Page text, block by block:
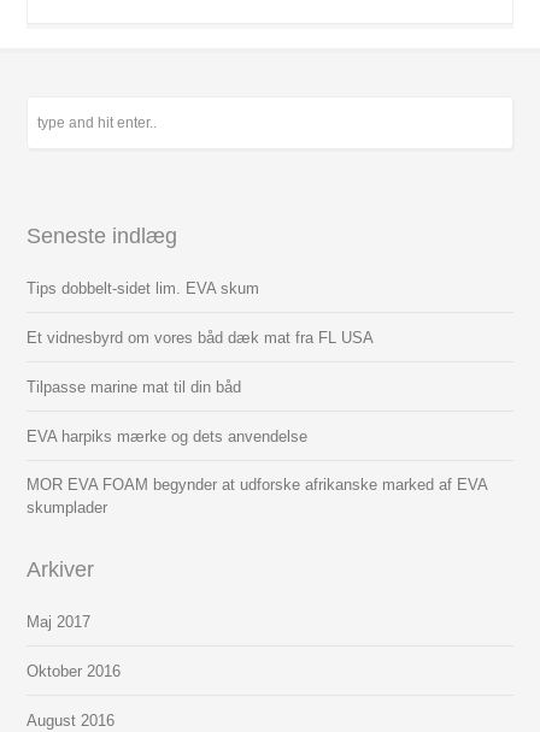
Seneste indlæg
Tips dobbelt-sidet lim. EVA skum
Et vidnesbyrd om vores båd dæk mat fra FL USA
Tilpasse marine mat til din båd
EVA harpiks mærke og dets anvendelse
MOR EVA FOAM begynder at udforske afrikanske marked af EVA
skumplader
Arkiver
Maj 2017
Oktober 2016
August 2016